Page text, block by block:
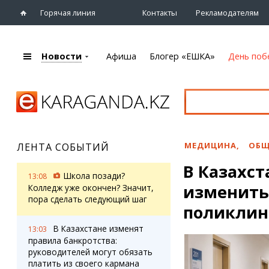
Горячая линия Контакты Рекламодателям
Караганды
eTV
Рассылка новостей
Персоны
Афиша
Театры
Спорт
Выставки
Цирк и зоопарк
Блогер «ЕШКА»
Лента блогера
Web-камеры
Новости Афиша Блогер «ЕШКА» День
ЛЕНТА СОБЫТИЙ
13:08
Школа позади?
Колледж уже окончен? Значит,
пора сделать следующий шаг
13:03
В Казахстане изменят
правила банкротства:
руководителей могут обязать
платить из своего кармана
МЕДИЦИНА,
В